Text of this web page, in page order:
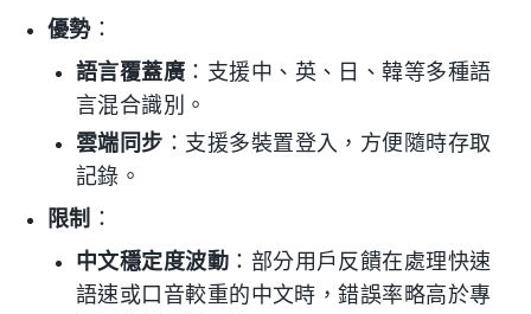
優勢：
語言覆蓋廣 ：支援中、英、日、韓等多種語
言混合識別。
雲端同步 ：支援多裝置登入，方便隨時存取
記錄。
限制 ：
中文穩定度波動 ：部分用戶反饋在處理快速
語速或口音較重的中文時，錯誤率略高於專